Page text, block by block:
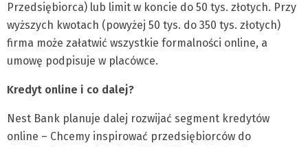
Przedsiębiorca) lub limit w koncie do 50 tys. złotych. Przy
wyższych kwotach (powyżej 50 tys. do 350 tys. złotych)
firma może załatwić wszystkie formalności online, a
umowę podpisuje w placówce.
Kredyt online i co dalej?
Nest Bank planuje dalej rozwijać segment kredytów
online – Chcemy inspirować przedsiębiorców do